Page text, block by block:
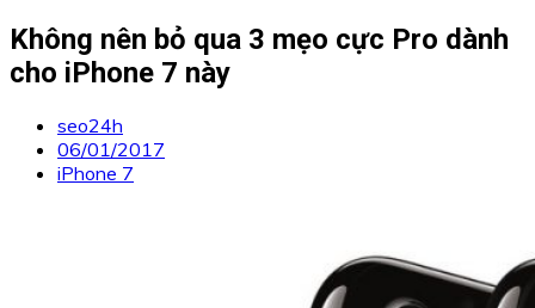
Không nên bỏ qua 3 mẹo cực Pro dành
cho iPhone 7 này
seo24h
06/01/2017
iPhone 7